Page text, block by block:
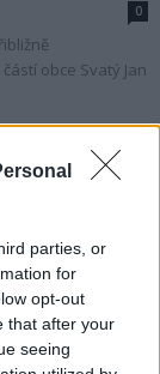
parties, or
for
opt-out
that after your
seeing
0
obce Svatý Jan